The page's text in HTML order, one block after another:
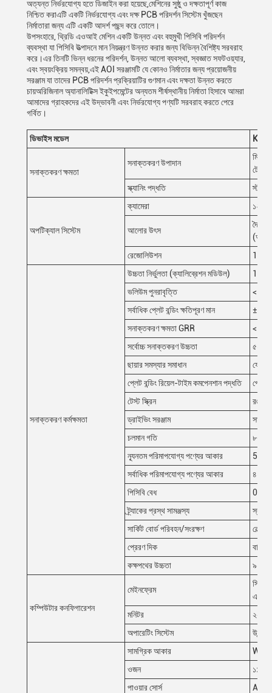
অত্যন্ত নির্ভরযোগ্য হতে ডিজাইন করা হয়েছে,মেশিনের সুষ্ঠু ও দক্ষতাপূর্ণ কাজ
নিশ্চিত করাএটি একটি নির্ভরযোগ্য এবং দক্ষ PCB পরিদর্শন সিস্টেম খুঁজছেন
নির্মাতারা জন্য এটি একটি আদর্শ পছন্দ করে তোলে।
উপসংহারে, থ্রিডি এওআই মেশিন একটি উন্নত এবং বহুমুখী পিসিবি পরিদর্শন
ব্যবস্থা যা পিসিবি উত্পাদনে মান নিয়ন্ত্রণ উন্নত করার জন্য বিভিন্ন বৈশিষ্ট্য সরবরাহ
করে।এর তিনটি ভিন্ন ধরনের পরিদর্শন, উন্নত আলো ব্যবস্থা, স্বজ্ঞাত সফটওয়্যার,
এবং স্বয়ংক্রিয় সমন্বয়,এই AOI সরঞ্জামটি যে কোনও নির্মাতার জন্য প্রয়োজনীয়
সরঞ্জাম যা তাদের PCB পরিদর্শন প্রক্রিয়াটির গুণমান এবং দক্ষতা উন্নত করতে
চায়অরিজিনাল অ্যানালিটিক্স ইকুইপমেন্টের অন্যতম শীর্ষস্থানীয় নির্মাতা হিসাবে আমরা
আমাদের গ্রাহকদের এই উদ্ভাবনী এবং নির্ভরযোগ্য পণ্যটি সরবরাহ করতে পেরে
গর্বিত।
ডিভাইস মডেল
সনাক্তকরণ ক্ষমতা
সনাক্তকরণ উপাদান
মিস
স্ক্যানিং পদ্ধতি
স্টপ
অপটিক্যাল সিস্টেম
ক্যামেরা ১২
আলোর উৎস
দ্বৈত
রেজোলিউশন
সনাক্তকরণ কর্মক্ষমতা
উচ্চতা নির্ভুলতা (ক্যালিব্রেশন মডিউল)
1μm
ভলিউম পুনরাবৃত্তি
<১%
সর্বাধিক প্লেট বন্ডিং ক্ষতিপূরণ মান
±3
সনাক্তকরণ ক্ষমতা GRR
সর্বোচ্চ সনাক্তকরণ উচ্চতা
৫০০
ছায়ার সমস্যার সমাধান
ফেজ
প্লেট বন্ডিং রিয়েল-টাইম কমপেনশান পদ্ধতি
প্লেট
টেস্ট স্ক্রিন
রঙ
ড্রাইভিং সরঞ্জাম
চলমান গতি
৮০০
ন্যূনতম পরিমাপযোগ্য পণ্যের আকার
সর্বাধিক পরিমাপযোগ্য পণ্যের আকার
৪০০
পিসিবি বেধ
ট্র্যাকের প্রস্থ সামঞ্জস্য
সার্কিট বোর্ড পরিবহন/সংরক্ষণ
বেল্ট
প্রেরণ দিক
বাম
কক্ষপথের উচ্চতা
কম্পিউটার কনফিগারেশন
মেইনফ্রেম
মনিটর
অপারেটিং সিস্টেম
উবুন্টু
সামগ্রিক আকার
ওজন
১১০০
পাওয়ার সোর্স